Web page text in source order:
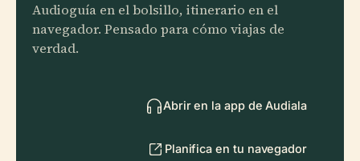
Audioguía en el bolsillo, itinerario en el
navegador. Pensado para cómo viajas de
verdad.
Abrir en la app de Audiala
Planifica en tu navegador